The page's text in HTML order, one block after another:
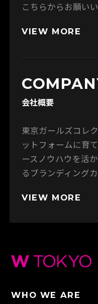
こちらからお願いい
VIEW MORE
会社概要
東京ガールズコレ
ットフォームに育
ースノウハウを活
るブランディング
VIEW MORE
WHO WE ARE